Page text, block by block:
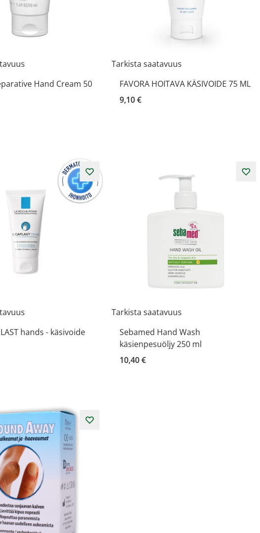
Hand Cream 50
Tarkista saatavuus
FAVORA HOITAVA KÄSIVOIDE 75 ML
9,10 €
hands - käsivoide
Tarkista saatavuus
Sebamed Hand Wash
käsienpesuöljy 250 ml
10,40 €